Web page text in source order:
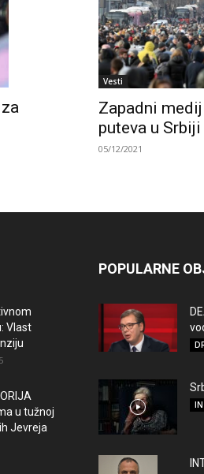
Vesti
Zapadni
puteva u Srbiji
05/12/2021
Vlast
u tužnoj
Jevreja
POPULARNE